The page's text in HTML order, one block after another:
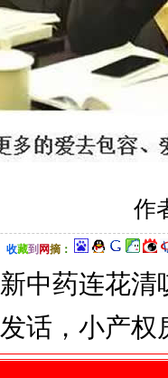
作
收藏到 网摘：
中药连花
话，小产